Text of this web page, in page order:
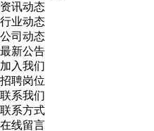
资讯动态
行业动态
公司动态
最新公告
加入我们
招聘岗位
联系我们
联系方式
在线留言